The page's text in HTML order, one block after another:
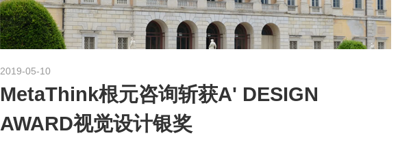
2019-05-10
MetaThink根元咨询斩获A' DESIGN
AWARD视觉设计银奖